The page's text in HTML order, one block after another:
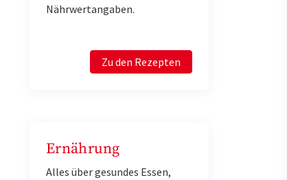
Nährwertangaben.
Zu den Rezepten
Ernährung
Alles über gesundes Essen,